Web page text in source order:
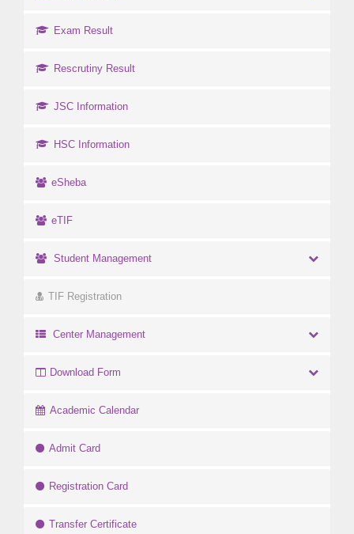
Exam Result
Rescrutiny Result
JSC Information
HSC Information
eSheba
eTIF
Student Management
TIF Registration
Center Management
Download Form
Academic Calendar
Admit Card
Registration Card
Transfer Certificate